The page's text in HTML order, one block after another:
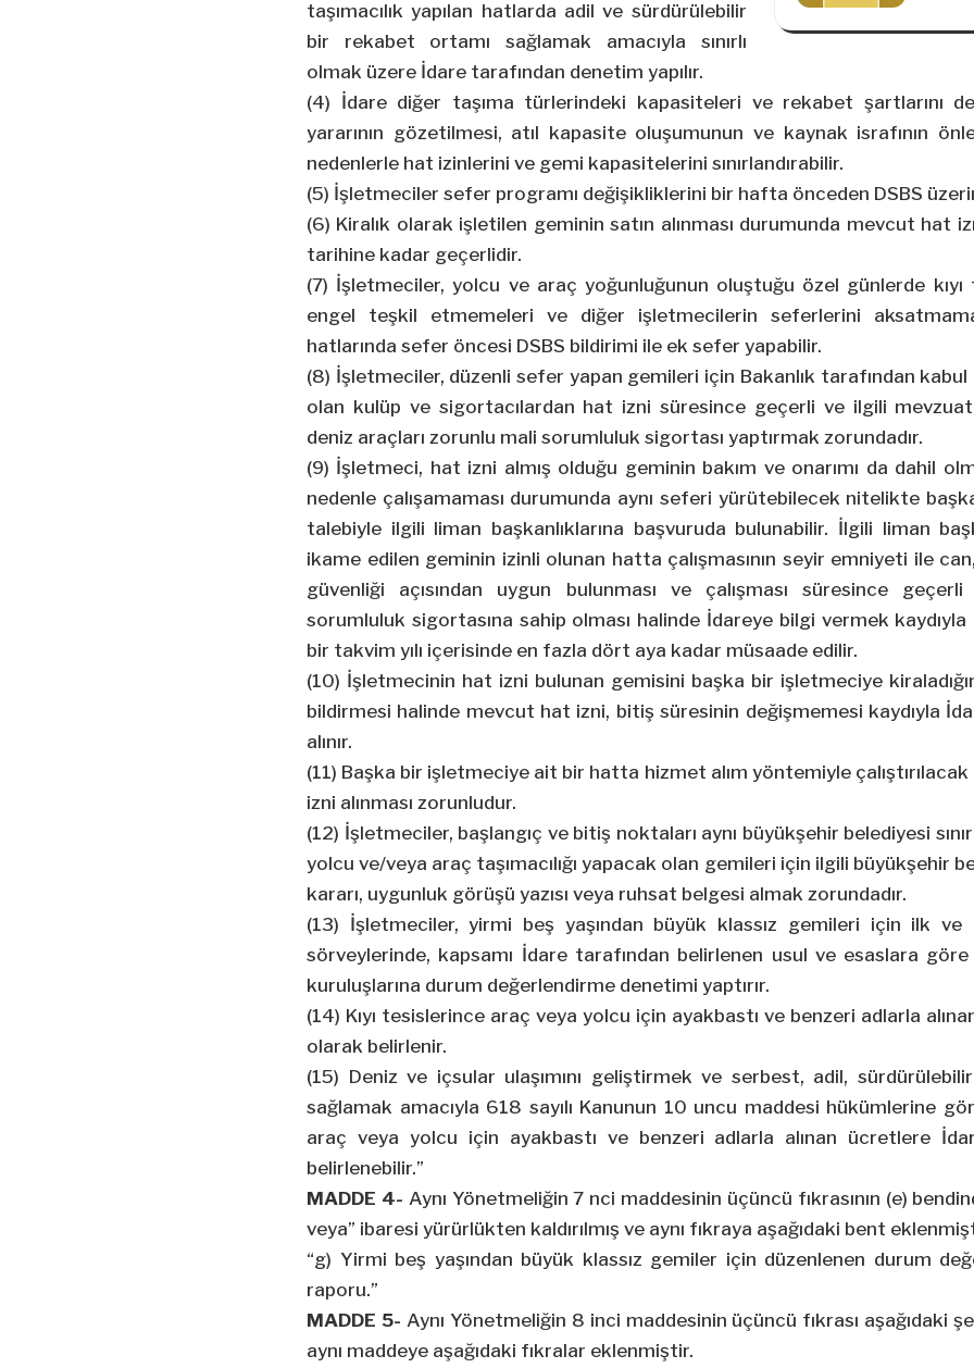
taşımacılık yapılan hatlarda adil ve sürdürülebilir
bir rekabet ortamı sağlamak amacıyla sınırlı
olmak üzere İdare tarafından denetim yapılır.
(4) İdare diğer taşıma türlerindeki kapasiteleri ve rekabet şartlarını
yararının gözetilmesi, atıl kapasite oluşumunun ve kaynak israfının
nedenlerle hat izinlerini ve gemi kapasitelerini sınırlandırabilir.
(5) İşletmeciler sefer programı değişikliklerini bir hafta önceden DSBS
(6) Kiralık olarak işletilen geminin satın alınması durumunda mevcut hat
tarihine kadar geçerlidir.
(7) İşletmeciler, yolcu ve araç yoğunluğunun oluştuğu özel günlerde kıyı
engel teşkil etmemeleri ve diğer işletmecilerin seferlerini
hatlarında sefer öncesi DSBS bildirimi ile ek sefer yapabilir.
(8) İşletmeciler, düzenli sefer yapan gemileri için Bakanlık tarafından
olan kulüp ve sigortacılardan hat izni süresince geçerli ve ilgili
deniz araçları zorunlu mali sorumluluk sigortası yaptırmak zorundadır.
(9) İşletmeci, hat izni almış olduğu geminin bakım ve onarımı da dahil
nedenle çalışamaması durumunda aynı seferi yürütebilecek nitelikte
talebiyle ilgili liman başkanlıklarına başvuruda bulunabilir. İlgili liman
ikame edilen geminin izinli olunan hatta çalışmasının seyir emniyeti ile
güvenliği açısından uygun bulunması ve çalışması süresince
sorumluluk sigortasına sahip olması halinde İdareye bilgi vermek kaydıyla
bir takvim yılı içerisinde en fazla dört aya kadar müsaade edilir.
(10) İşletmecinin hat izni bulunan gemisini başka bir işletmeciye
bildirmesi halinde mevcut hat izni, bitiş süresinin değişmemesi kaydıyla
alınır.
(11) Başka bir işletmeciye ait bir hatta hizmet alım yöntemiyle
izni alınması zorunludur.
(12) İşletmeciler, başlangıç ve bitiş noktaları aynı büyükşehir belediyesi
yolcu ve/veya araç taşımacılığı yapacak olan gemileri için ilgili büyükşehir
kararı, uygunluk görüşü yazısı veya ruhsat belgesi almak zorundadır.
(13) İşletmeciler, yirmi beş yaşından büyük klassız gemileri için ilk ve
sörveylerinde, kapsamı İdare tarafından belirlenen usul ve esaslara
kuruluşlarına durum değerlendirme denetimi yaptırır.
(14) Kıyı tesislerince araç veya yolcu için ayakbastı ve benzeri adlarla
olarak belirlenir.
(15) Deniz ve içsular ulaşımını geliştirmek ve serbest, adil,
sağlamak amacıyla 618 sayılı Kanunun 10 uncu maddesi hükümlerine
araç veya yolcu için ayakbastı ve benzeri adlarla alınan ücretlere
belirlenebilir.”
MADDE 4- Aynı Yönetmeliğin 7 nci maddesinin üçüncü fıkrasının (e)
veya” ibaresi yürürlükten kaldırılmış ve aynı fıkraya aşağıdaki bent
“g) Yirmi beş yaşından büyük klassız gemiler için düzenlenen durum
raporu.”
MADDE 5- Aynı Yönetmeliğin 8 inci maddesinin üçüncü fıkrası aşağıdaki
aynı maddeye aşağıdaki fıkralar eklenmiştir.